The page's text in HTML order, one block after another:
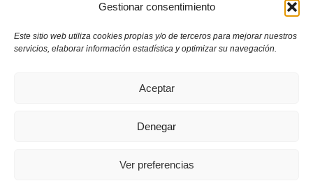
Gestionar consentimiento
Este sitio web utiliza cookies propias y/o de terceros para mejorar nuestros
servicios, elaborar información estadística y optimizar su navegación.
Aceptar
Denegar
Ver preferencias